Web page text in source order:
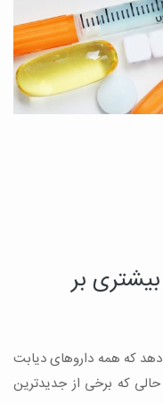
بر
که همه داروهای دیابت
که برخی از جدیدترین